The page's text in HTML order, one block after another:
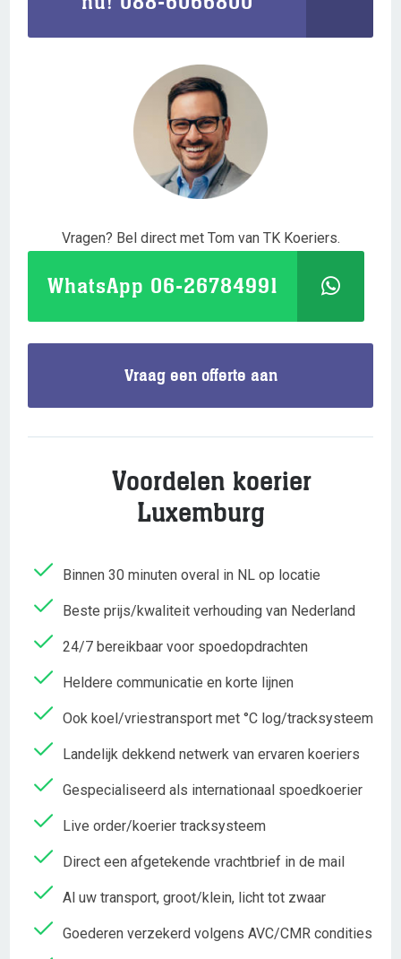
Vragen? Bel direct met Tom van TK Koeriers.
WhatsApp 06-26784991
Vraag een offerte aan
Voordelen koerier
Luxemburg
Binnen 30 minuten overal in NL op locatie
Beste prijs/kwaliteit verhouding van Nederland
24/7 bereikbaar voor spoedopdrachten
Heldere communicatie en korte lijnen
Ook koel/vriestransport met °C log/tracksysteem
Landelijk dekkend netwerk van ervaren koeriers
Gespecialiseerd als internationaal spoedkoerier
Live order/koerier tracksysteem
Direct een afgetekende vrachtbrief in de mail
Al uw transport, groot/klein, licht tot zwaar
Goederen verzekerd volgens AVC/CMR condities